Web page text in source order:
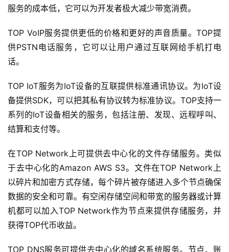
服务的成本低，它可以为开发者极大减少带宽消费。
TOP VoIP服务提供更低的价格和更好的声音质量。TOP提
供PSTN电话服务，它可以让用户通过互联网给手机打电
话。
TOP IoT服务为IoT设备的互联提供标准通讯协议。为IoT设
备提供SDK，可以把其私有协议转为标准协议。TOP支持一
系列的IoT设备相关的服务，包括注册、发现、远程呼叫、
结算和支付等。
在TOP Network上可提供去中心化的文件存储服务。类似
于去中心化的Amazon AWS S3。文件在TOP Network上
以碎片和加密方式存储，每个碎片被存储进入多个节点确保
数据的安全和可靠。有空闲存储空间和带宽的服务器或计算
机都可以加入TOP Network作为节点来提供存储服务，并
获得TOP代币收益。
TOP DNS服务可提供去中心化的域名系统服务。节点、账